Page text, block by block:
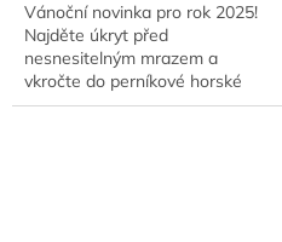
5
hvězdiček.
Vánoční novinka pro rok 2025!
Najděte úkryt před
nesnesitelným mrazem a
vkročte do perníkové horské
chaty, kde hoří oheň,